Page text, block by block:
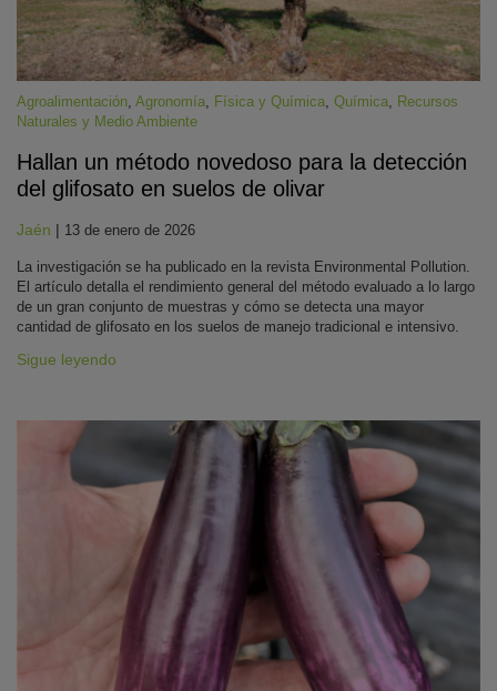
Agroalimentación, Agronomía, Física y Química, Química, Recursos
Naturales y Medio Ambiente
Hallan un método novedoso para la detección
del glifosato en suelos de olivar
Jaén | 13 de enero de 2026
La investigación se ha publicado en la revista Environmental Pollution.
El artículo detalla el rendimiento general del método evaluado a lo largo
de un gran conjunto de muestras y cómo se detecta una mayor
cantidad de glifosato en los suelos de manejo tradicional e intensivo.
Sigue leyendo